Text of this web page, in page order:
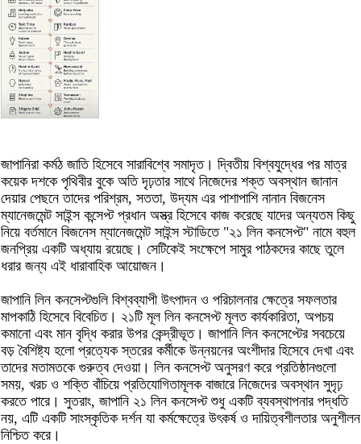
জাপানিরা কর্মঠ জাতি হিসেবে সারাবিশ্বে সমাদৃত। দ্বিতীয় বিশ্বযুদ্ধের পর মাত্র
কয়েক দশকে পৃথিবীর বুকে অতি দৃঢ়তার সাথে নিজেদের শক্ত অবস্থান জানান
দেয়ার পেছনে তাদের পরিশ্রম, সততা, উদ্যম এর পাশাপাশি নানান বিজনেস
ম্যানেজমেন্ট সাইন্স কন্সেপ্ট প্রধান অস্ত্র হিসেবে কাজ করেছে যাদের অন্যতম কিছু
নিয়ে বর্তমানে বিজনেস ম্যানেজমেন্ট সাইন্স স্টাডিতে "২১ লিন কনসেপ্ট" নামে বহুল
জনপ্রিয় একটি অধ্যায় রয়েছে। সেটিকেই সংক্ষেপে সামুর পাঠকদের কাছে তুলে
ধরার জন্য এই ধারাবাহিক আয়োজন।
জাপানি লিন কনসেপ্টগুলি বিশ্বব্যাপী উৎপাদন ও পরিচালনার ক্ষেত্রে সফলতার
মাপকাঠি হিসেবে বিবেচিত। ২১টি মূল লিন কনসেপ্ট মূলত কার্যকারিতা, অপচয়
কমানো এবং মান বৃদ্ধি করার উপর কেন্দ্রীভূত। জাপানি লিন কনসেপ্টের সবচেয়ে
বড় বৈশিষ্ট্য হলো প্রত্যেক স্তরের কর্মীকে উন্নয়নের অংশীদার হিসেবে দেখা এবং
তাদের মতামতকে গুরুত্ব দেওয়া। লিন কনসেপ্ট অনুসরণ করে প্রতিষ্ঠানগুলো
সময়, খরচ ও শক্তি বাঁচিয়ে প্রতিযোগিতামূলক বাজারে নিজেদের অবস্থান সুদৃঢ়
করতে পারে। সুতরাং, জাপানি ২১ লিন কনসেপ্ট শুধু একটি ব্যবস্থাপনার পদ্ধতি
নয়, এটি একটি সাংস্কৃতিক দর্শন যা কর্মক্ষেত্রে উৎকর্ষ ও দায়িত্বশীলতার অনুশীলন
নিশ্চিত করে।